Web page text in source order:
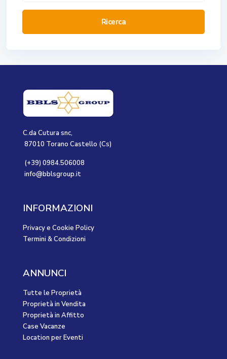
Ricerca
C.da Cutura snc,
87010 Torano Castello (Cs)
(+39) 0984.506008
info@bblsgroup.it
INFORMAZIONI
Privacy e Cookie Policy
Termini & Condizioni
ANNUNCI
Tutte le Proprietà
Proprietà in Vendita
Proprietà in Affitto
Case Vacanze
Location per Eventi